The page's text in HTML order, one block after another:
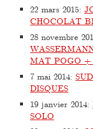
22 mars 2015:
CHOCOLAT
28 novembre
MAT POGO +
7 mai 2014:
DISQUES
19 janvier 2014:
SOLO